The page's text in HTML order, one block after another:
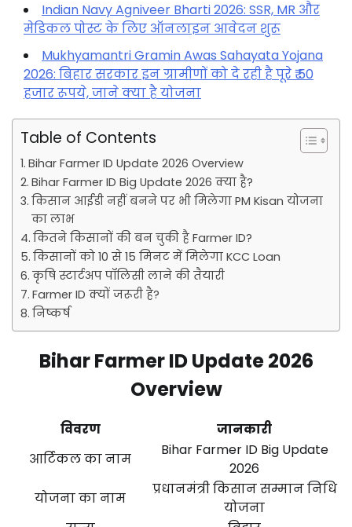
Indian Navy Agniveer Bharti 2026: SSR, MR और
मेडिकल पोस्ट के लिए ऑनलाइन आवेदन शुरू
Mukhyamantri Gramin Awas Sahayata Yojana
2026: बिहार सरकार इन ग्रामीणों को दे रही है पूरे ₹ 50
हजार रूपये, जाने क्या है योजना
Table of Contents
Bihar Farmer ID Update 2026 Overview
Bihar Farmer ID Big Update 2026 क्या है?
किसान आईडी नहीं बनने पर भी मिलेगा PM Kisan योजना
का लाभ
कितने किसानों की बन चुकी है Farmer ID?
किसानों को 10 से 15 मिनट में मिलेगा KCC Loan
कृषि स्टार्टअप पॉलिसी लाने की तैयारी
Farmer ID क्यों जरूरी है?
निष्कर्ष
Bihar Farmer ID Update 2026
Overview
विवरण
जानकारी
आर्टिकल का नाम
Bihar Farmer ID Big Update
2026
योजना का नाम
प्रधानमंत्री किसान सम्मान निधि
योजना